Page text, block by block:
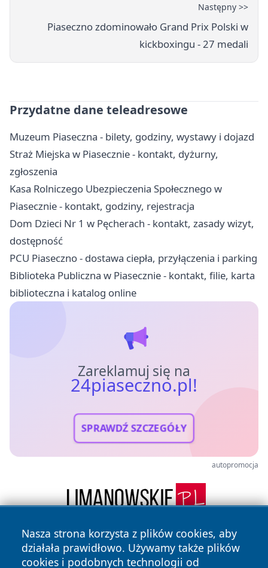
Następny >>
Piaseczno zdominowało Grand Prix Polski w
kickboxingu - 27 medali
Przydatne dane teleadresowe
Muzeum Piaseczna - bilety, godziny, wystawy i dojazd
Straż Miejska w Piasecznie - kontakt, dyżurny,
zgłoszenia
Kasa Rolniczego Ubezpieczenia Społecznego w
Piasecznie - kontakt, godziny, rejestracja
Dom Dzieci Nr 1 w Pęcherach - kontakt, zasady wizyt,
dostępność
PCU Piaseczno - dostawa ciepła, przyłączenia i parking
Biblioteka Publiczna w Piasecznie - kontakt, filie, karta
biblioteczna i katalog online
Zareklamuj się na
24piaseczno.pl!
SPRAWDŹ SZCZEGÓŁY
autopromocja
Nasza strona korzysta z plików cookies, aby
działała prawidłowo. Używamy także plików
cookies i podobnych technologii od